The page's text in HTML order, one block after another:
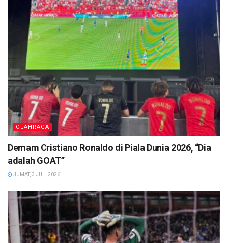
OLAHRAGA
Demam Cristiano Ronaldo di Piala Dunia 2026, “Dia
adalah GOAT”
JUMAT, 3 JULI 2026